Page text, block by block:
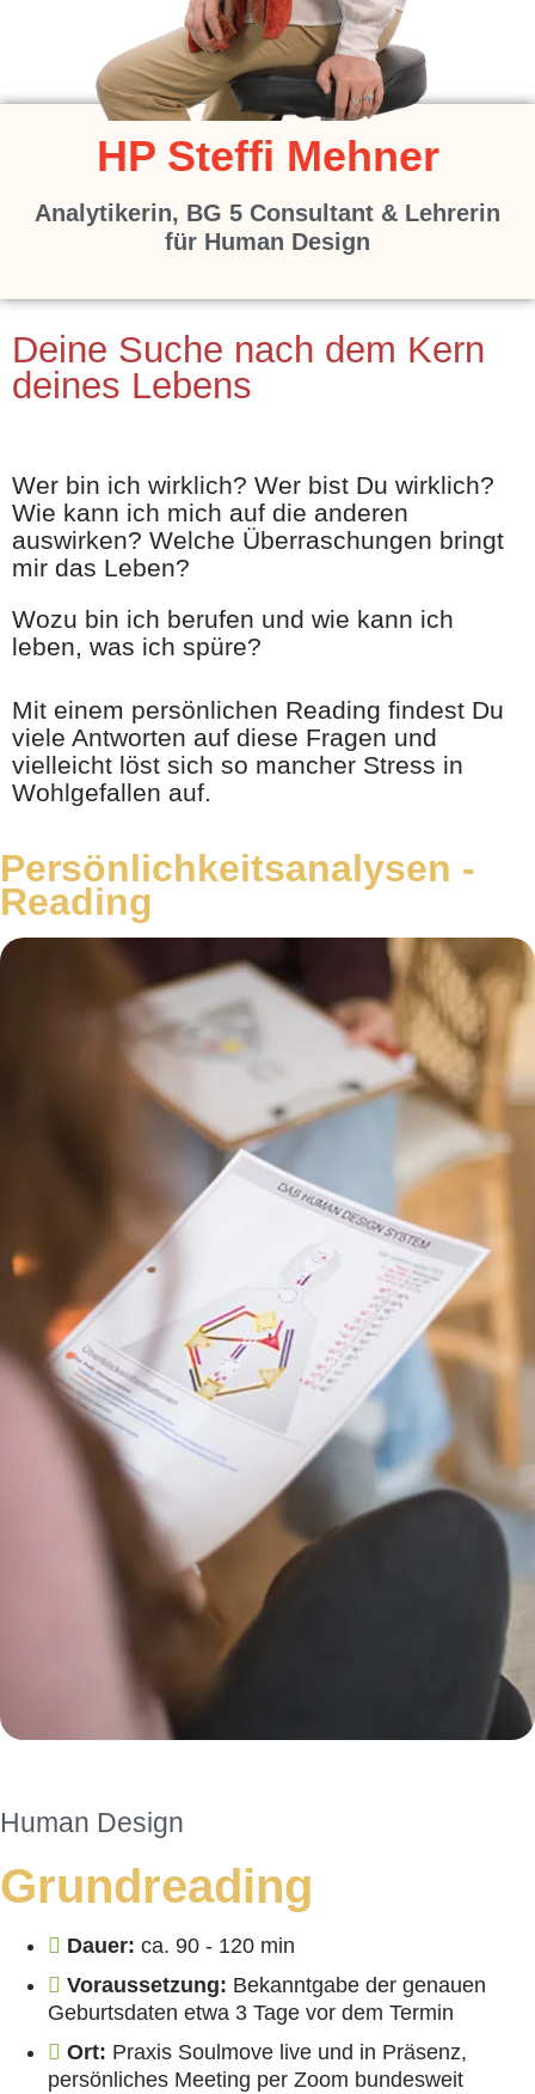
HP Steffi Mehner
Analytikerin, BG 5 Consultant & Lehrerin
für Human Design
Deine Suche nach dem Kern
deines Lebens
Wer bin ich wirklich? Wer bist Du wirklich?
Wie kann ich mich auf die anderen
auswirken? Welche Überraschungen bringt
mir das Leben?
Wozu bin ich berufen und wie kann ich
leben, was ich spüre?
Mit einem persönlichen Reading findest Du
viele Antworten auf diese Fragen und
vielleicht löst sich so mancher Stress in
Wohlgefallen auf.
Persönlichkeitsanalysen -
Reading
Human Design
Grundreading
Dauer: ca. 90 - 120 min
Voraussetzung: Bekanntgabe der genauen
Geburtsdaten etwa 3 Tage vor dem Termin
Ort: Praxis Soulmove live und in Präsenz,
persönliches Meeting per Zoom bundesweit